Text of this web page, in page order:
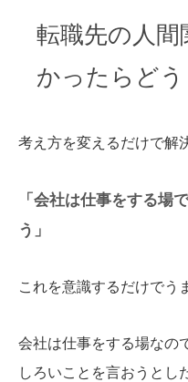
転職先の人
かったらどう
考え方を変えるだけで解
「会社は仕事をする場
う」
これを意識するだけでう
会社は仕事をする場なの
しろいことを言おうとし